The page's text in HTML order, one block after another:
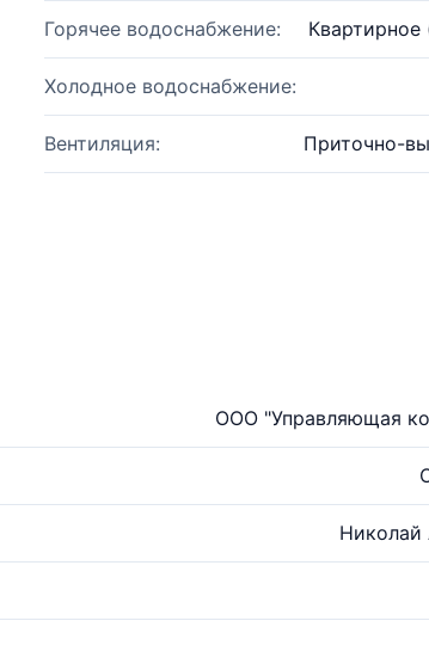
Горячее водоснабжение: Квартирное
Холодное водоснабжение:
Вентиляция: Приточно-
ООО "Управляющая